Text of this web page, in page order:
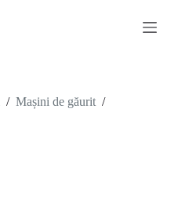
/ Mașini de găurit /